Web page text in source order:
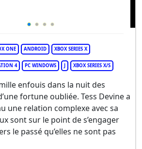
ONE ANDROID XBOX SERIES X
4 PC WINDOWS J XBOX SERIES X/S
enfouis dans la nuit des
fortune oubliée. Tess Devine a
une relation complexe avec sa
sont sur le point de s’engager
le passé qu’elles ne sont pas